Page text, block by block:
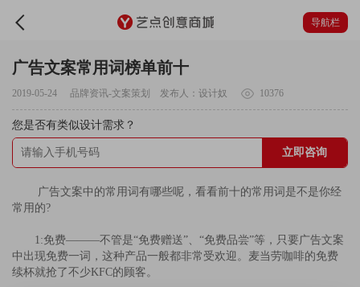
导航栏
广告文案常用词榜单前十
2019-05-24 品牌资讯-文案策划 发布人：设计奴 10376
您是否有类似设计需求？
立即咨询
广告文案中的常用词有哪些呢，看看前十的常用词是不是你经
常用的?
1:免费———不管是“免费赠送”、“免费品尝”等，只要广告文案
中出现免费一词，这种产品一般都非常受欢迎。麦当劳咖啡的免费
续杯就抢了不少KFC的顾客。